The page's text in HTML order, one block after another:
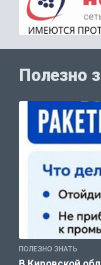
Полезно
ПОЛЕЗНО ЗНАТЬ